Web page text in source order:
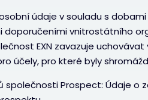
údaje v souladu s
doporučeními vnitrostátního
EXN zavazuje
účely, pro které byly
Prospect: Údaje o